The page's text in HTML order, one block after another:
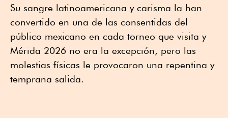
Su sangre latinoamericana y carisma la han
convertido en una de las consentidas del
público mexicano en cada torneo que visita y
Mérida 2026 no era la excepción, pero las
molestias físicas le provocaron una repentina y
temprana salida.